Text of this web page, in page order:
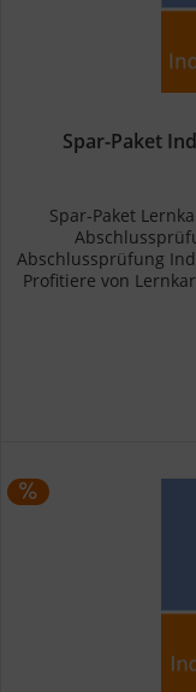
Spar-Paket
Spar-Paket
Abschlussprüfung
Profitiere von